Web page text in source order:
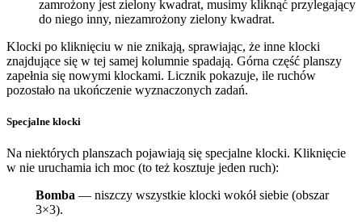
zamrożony jest zielony kwadrat, musimy kliknąć przylegający
do niego inny, niezamrożony zielony kwadrat.
Klocki po kliknięciu w nie znikają, sprawiając, że inne klocki
znajdujące się w tej samej kolumnie spadają. Górna część planszy
zapełnia się nowymi klockami. Licznik pokazuje, ile ruchów
pozostało na ukończenie wyznaczonych zadań.
Specjalne klocki
Na niektórych planszach pojawiają się specjalne klocki. Kliknięcie
w nie uruchamia ich moc (to też kosztuje jeden ruch):
Bomba — niszczy wszystkie klocki wokół siebie (obszar
3×3).